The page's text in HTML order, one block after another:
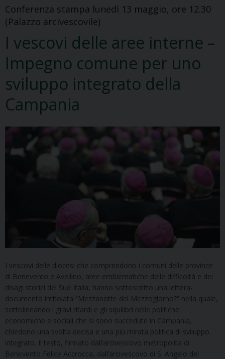
Conferenza stampa lunedì 13 maggio, ore 12.30
(Palazzo arcivescovile)
I vescovi delle aree interne –
Impegno comune per uno
sviluppo integrato della
Campania
I vescovi delle diocesi che comprendono i comuni delle province
di Benevento e Avellino, aree emblematiche delle difficoltà e dei
disagi storici del Sud Italia, hanno sottoscritto una lettera-
documento intitolata “Mezzanotte del Mezzogiorno?” nella quale,
sottolineando i gravi ritardi e gli squilibri nelle politiche
economiche e sociali che si sono succedute in Campania,
chiedono una svolta decisa e una più mirata politica di sviluppo
integrato. Il testo, firmato dall’arcivescovo metropolita di
Benevento Felice Accrocca, dall’arcivescovo di S. Angelo dei